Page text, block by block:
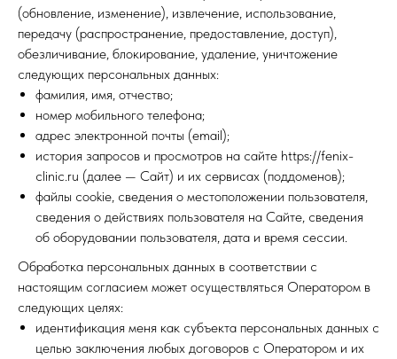
(обновление, изменение), извлечение, использование,
передачу (распространение, предоставление, доступ),
обезличивание, блокирование, удаление, уничтожение
следующих персональных данных:
фамилия, имя, отчество;
номер мобильного телефона;
адрес электронной почты (email);
история запросов и просмотров на сайте https://fenix-
clinic.ru (далее — Сайт) и их сервисах (поддоменов);
файлы cookie, сведения о местоположении пользователя,
сведения о действиях пользователя на Сайте, сведения
об оборудовании пользователя, дата и время сессии.
Обработка персональных данных в соответствии с
настоящим согласием может осуществляться Оператором в
следующих целях:
идентификация меня как субъекта персональных данных с
целью заключения любых договоров с Оператором и их